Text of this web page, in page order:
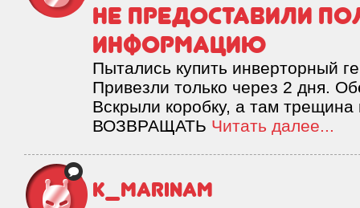
Не предоставили
информацию
Пытались купить инверторный
Привезли только через 2 дня.
Вскрыли коробку, а там
ВОЗВРАЩАТЬ Читать далее...
K_MARINAM